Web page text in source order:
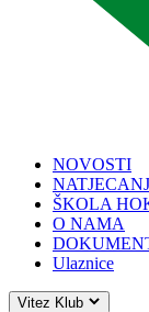
NOVOSTI
ŠKOLA
O NAMA
Ulaznice
Vitez Klub